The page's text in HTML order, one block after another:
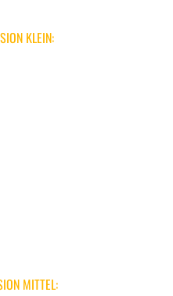
KLEIN:
MITTEL: